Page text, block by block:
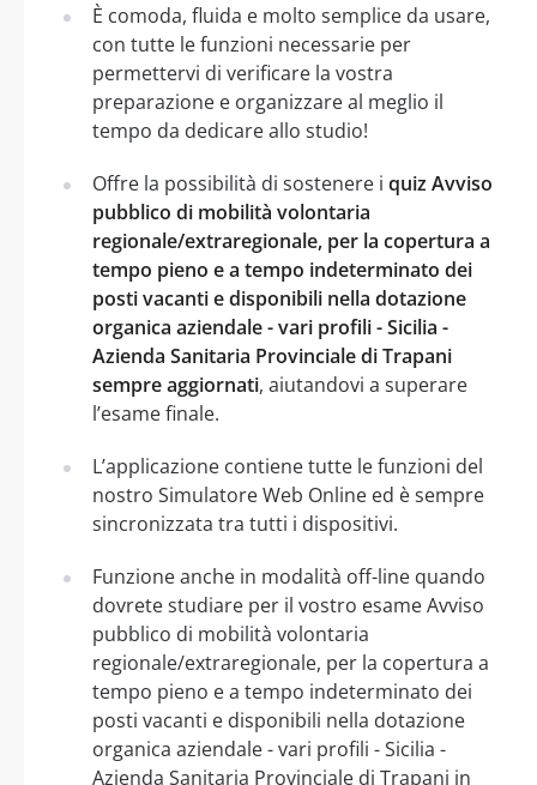
È comoda, fluida e molto semplice da usare,
con tutte le funzioni necessarie per
permettervi di verificare la vostra
preparazione e organizzare al meglio il
tempo da dedicare allo studio!
Offre la possibilità di sostenere i quiz Avviso
pubblico di mobilità volontaria
regionale/extraregionale, per la copertura a
tempo pieno e a tempo indeterminato dei
posti vacanti e disponibili nella dotazione
organica aziendale - vari profili - Sicilia -
Azienda Sanitaria Provinciale di Trapani
sempre aggiornati, aiutandovi a superare
l’esame finale.
L’applicazione contiene tutte le funzioni del
nostro Simulatore Web Online ed è sempre
sincronizzata tra tutti i dispositivi.
Funzione anche in modalità off-line quando
dovrete studiare per il vostro esame Avviso
pubblico di mobilità volontaria
regionale/extraregionale, per la copertura a
tempo pieno e a tempo indeterminato dei
posti vacanti e disponibili nella dotazione
organica aziendale - vari profili - Sicilia -
Azienda Sanitaria Provinciale di Trapani in